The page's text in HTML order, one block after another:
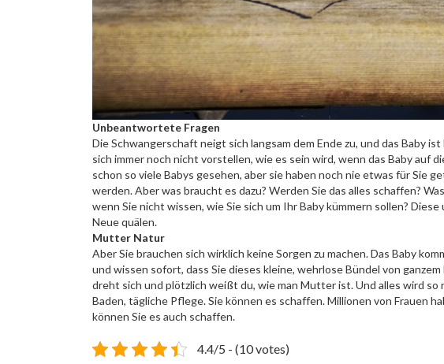
Unbeantwortete Fragen
Die Schwangerschaft neigt sich langsam dem Ende zu, und das Baby
sich immer noch nicht vorstellen, wie es sein wird, wenn das Baby auf
schon so viele Babys gesehen, aber sie haben noch nie etwas für Sie
werden. Aber was braucht es dazu? Werden Sie das alles schaffen?
wenn Sie nicht wissen, wie Sie sich um Ihr Baby kümmern sollen?
Neue quälen.
Mutter Natur
Aber Sie brauchen sich wirklich keine Sorgen zu machen. Das Baby
und wissen sofort, dass Sie dieses kleine, wehrlose Bündel von
dreht sich und plötzlich weißt du, wie man Mutter ist. Und alles wird so
Baden, tägliche Pflege. Sie können es schaffen. Millionen von Frauen
können Sie es auch schaffen.
4.4/5 - (10 votes)